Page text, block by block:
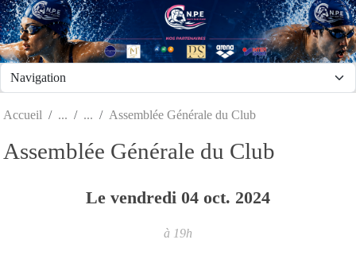
Accueil Assemblée Générale du Club
Assemblée Générale du Club
Le vendredi 04 oct. 2024
à 19h
Panneau de gestion des cookies